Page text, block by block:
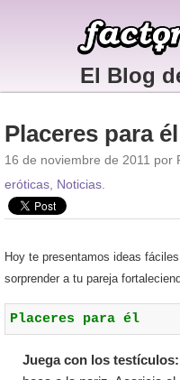
El Blog
Placeres para
16 de noviembre de 2011 por
eróticas Noticias
Hoy te presentamos ideas
sorprender a tu pareja
Placeres para él
Juega con los testículos: